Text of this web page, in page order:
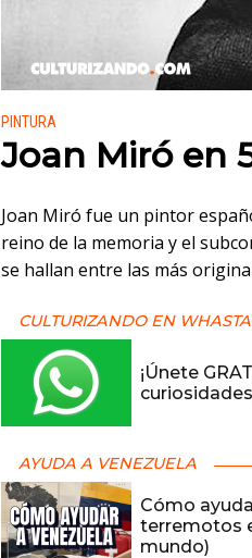
Publicado en:
PINTURA
Joan Miró en
Joan Miró fue un pintor
reino de la memoria y el
se hallan entre las más
CULTURIZANDO EN
¡Únete
AYUDA A VENEZUELA
Cómo
terremotos
mundo)